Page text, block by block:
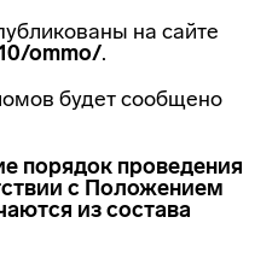
на сайте
ommo/.
будет сообщено
порядок проведения
с Положением
из состава